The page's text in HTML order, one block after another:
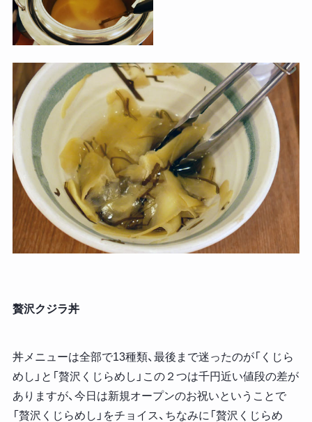
贅沢クジラ丼
丼メニューは全部で13種類、最後まで迷ったのが「くじら
めし」と「贅沢くじらめし」この２つは千円近い値段の差が
ありますが、今日は新規オープンのお祝いということで
「贅沢くじらめし」をチョイス、ちなみに「贅沢くじらめ